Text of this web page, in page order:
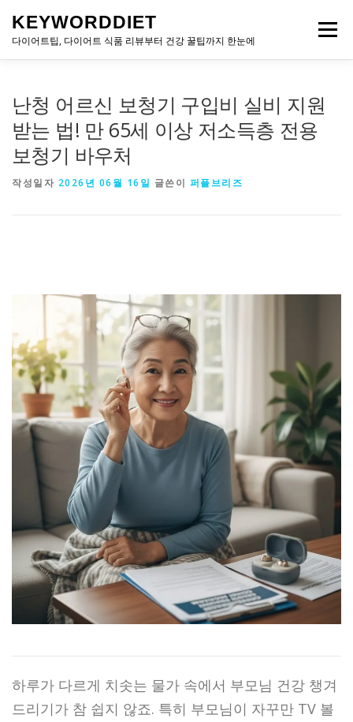
KEYWORDDIET
다이어트팁, 다이어트 식품 리뷰부터 건강 꿀팁까지 한눈에
메뉴
난청 어르신 보청기 구입비 실비 지원
받는 법! 만 65세 이상 저소득층 전용
보청기 바우처
작성일자 2026년 06월 16일 글쓴이 퍼플브리즈
하루가 다르게 치솟는 물가 속에서 부모님 건강 챙겨
드리기가 참 쉽지 않죠. 특히 부모님이 자꾸만 TV 볼